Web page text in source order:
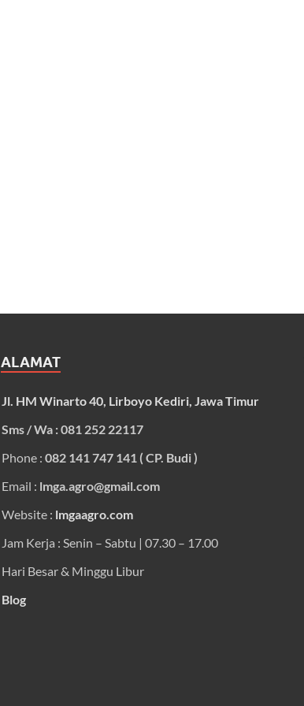
ALAMAT
Jl. HM Winarto 40, Lirboyo Kediri, Jawa Timur
Sms / Wa : 081 252 22117
Phone : 082 141 747 141 ( CP. Budi )
Email : lmga.agro@gmail.com
Website : lmgaagro.com
Jam Kerja : Senin – Sabtu | 07.30 – 17.00
Hari Besar & Minggu Libur
Blog